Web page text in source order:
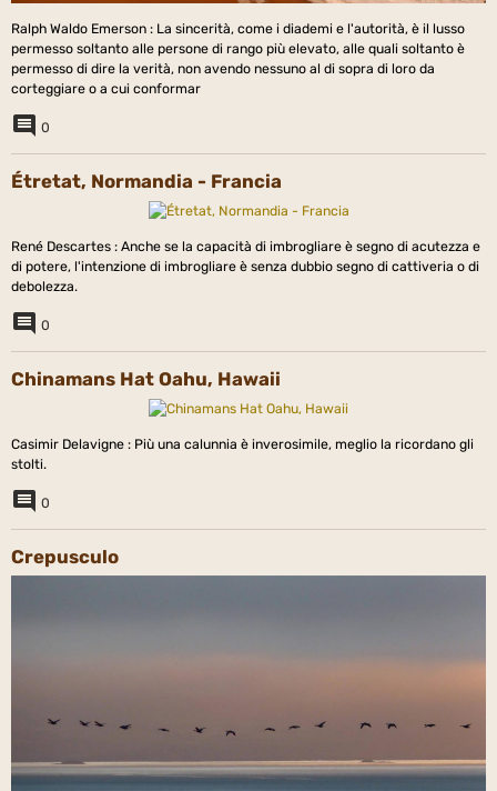
Ralph Waldo Emerson : La sincerità, come i diademi e l'autorità, è il lusso
permesso soltanto alle persone di rango più elevato, alle quali soltanto è
permesso di dire la verità, non avendo nessuno al di sopra di loro da
corteggiare o a cui conformar
0
Étretat, Normandia - Francia
René Descartes : Anche se la capacità di imbrogliare è segno di acutezza e
di potere, l'intenzione di imbrogliare è senza dubbio segno di cattiveria o di
debolezza.
0
Chinamans Hat Oahu, Hawaii
Casimir Delavigne : Più una calunnia è inverosimile, meglio la ricordano gli
stolti.
0
Crepusculo